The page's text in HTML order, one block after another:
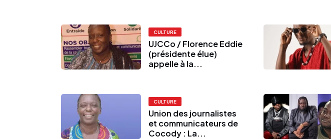
CULTURE
UJCCo / Florence Eddie
(présidente élue)
appelle à la...
CULTURE
Union des journalistes
et communicateurs de
Cocody : La...